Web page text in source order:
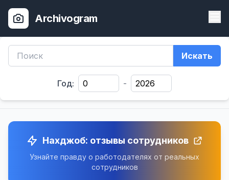
Archivogram
Искать
Год: -
Нахджоб: отзывы сотрудников
Узнайте правду о работодателях от реальных
сотрудников